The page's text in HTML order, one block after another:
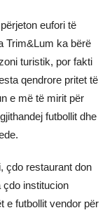
eufori të
Trim&Lum ka bërë
turistik, por fakti
qendrore pritet të
e më të mirit për
futbollit dhe
çdo restaurant don
çdo institucion
e futbollit vendor për